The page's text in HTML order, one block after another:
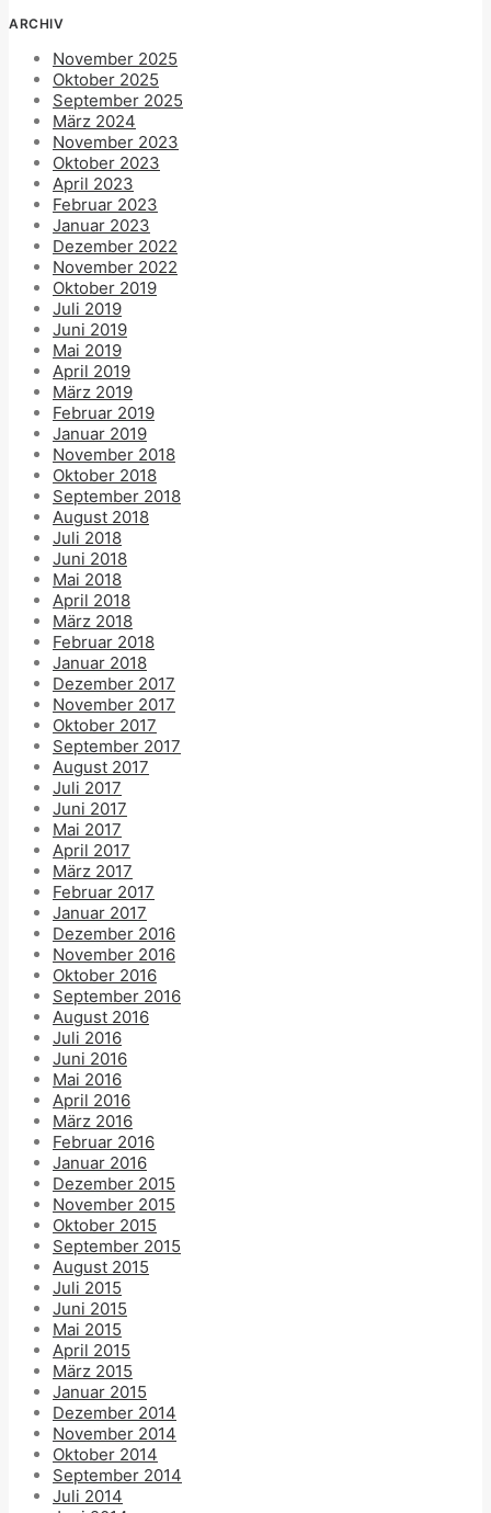
ARCHIV
November 2025
Oktober 2025
September 2025
März 2024
November 2023
Oktober 2023
April 2023
Februar 2023
Januar 2023
Dezember 2022
November 2022
Oktober 2019
Juli 2019
Juni 2019
Mai 2019
April 2019
März 2019
Februar 2019
Januar 2019
November 2018
Oktober 2018
September 2018
August 2018
Juli 2018
Juni 2018
Mai 2018
April 2018
März 2018
Februar 2018
Januar 2018
Dezember 2017
November 2017
Oktober 2017
September 2017
August 2017
Juli 2017
Juni 2017
Mai 2017
April 2017
März 2017
Februar 2017
Januar 2017
Dezember 2016
November 2016
Oktober 2016
September 2016
August 2016
Juli 2016
Juni 2016
Mai 2016
April 2016
März 2016
Februar 2016
Januar 2016
Dezember 2015
November 2015
Oktober 2015
September 2015
August 2015
Juli 2015
Juni 2015
Mai 2015
April 2015
März 2015
Januar 2015
Dezember 2014
November 2014
Oktober 2014
September 2014
Juli 2014